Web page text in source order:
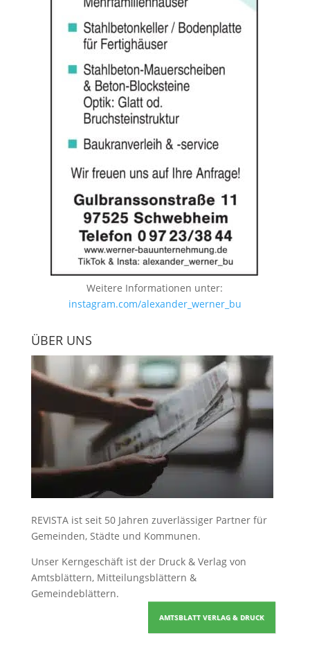
Weitere Informationen unter:
instagram.com/alexander_werner_bu
ÜBER UNS
REVISTA ist seit 50 Jahren zuverlässiger Partner für
Gemeinden, Städte und Kommunen.
Unser Kerngeschäft ist der Druck & Verlag von
Amtsblättern, Mitteilungsblättern &
Gemeindeblättern.
AMTSBLATT VERLAG & DRUCK